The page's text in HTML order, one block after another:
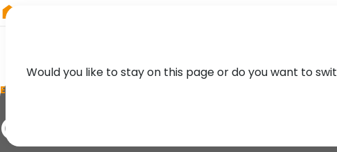
EVENT
OVG.Summit
Would you like to stay on this page or do you want to